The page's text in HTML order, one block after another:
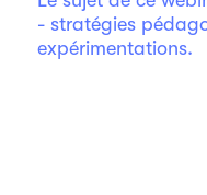
- stratégies
expérimentations.